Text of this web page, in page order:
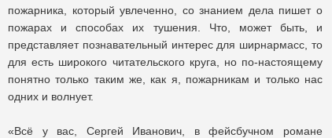
пожарника, который увлеченно, со знанием дела пишет о
пожарах и способах их тушения. Что, может быть, и
представляет познавательный интерес для ширнармасс, то
для есть широкого читательского круга, но по-настоящему
понятно только таким же, как я, пожарникам и только нас
одних и волнует.
«Всё у вас, Сергей Иванович, в фейсбучном романе